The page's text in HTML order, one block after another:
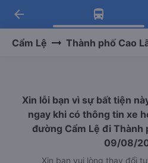
Tải app Vexere
Nhận ưu đãi thành
Tải app Vexere
-30k/ghế khi đặt vé
arrow_back
Cẩm Lệ Thành phố Cao
Xin lỗi bạn vì sự bất tiện
ngay khi có thông tin xe
đường Cẩm Lệ đi Thành
09/08/
Xin bạn vui lòng thay đổi